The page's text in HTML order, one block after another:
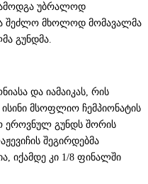
უბრალოდ
შეძლო მხოლოდ მომავალმა
გუნდმა.
და იამაიკას, რის
მსოფლიო ჩემპიონატის
ეროვნულ გუნდს შორის
შეგირდებმა
იქამდე კი 1/8 ფინალში